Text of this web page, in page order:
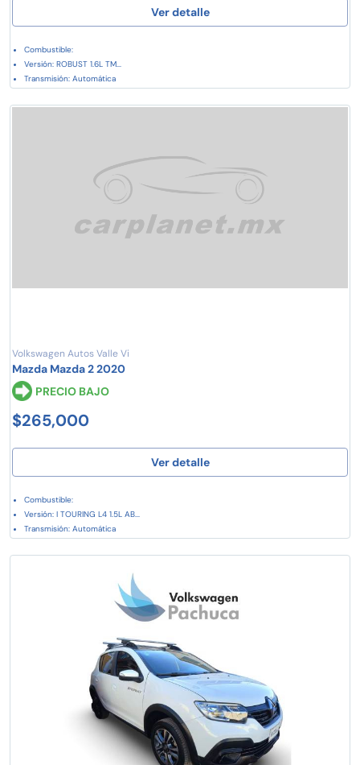
Ver detalle
Combustible:
Versión: ROBUST 1.6L TM...
Transmisión: Automática
Volkswagen Autos Valle Vi
Mazda Mazda 2 2020
PRECIO BAJO
$265,000
Ver detalle
Combustible:
Versión: I TOURING L4 1.5L AB...
Transmisión: Automática